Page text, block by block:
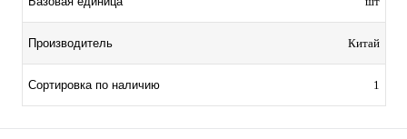
Производитель Китай
Сортировка по наличию 1